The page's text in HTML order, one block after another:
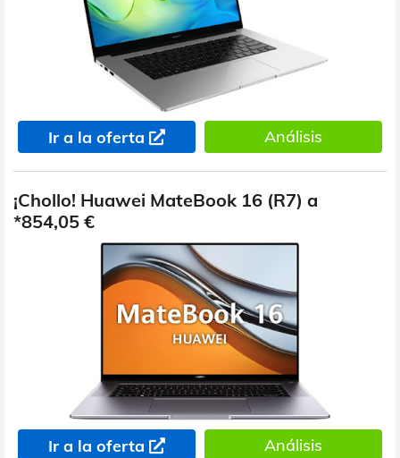
Ir a la oferta Análisis
¡Chollo! Huawei MateBook 16 (R7) a
*854,05 €
Ir a la oferta Análisis